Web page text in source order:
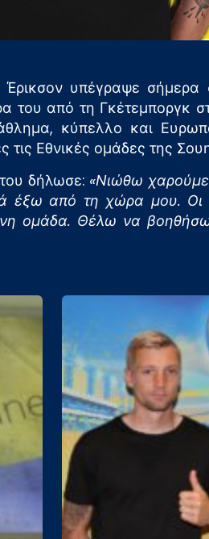
υπέγραψε σήμερα
του από τη Γκέτεμποργκ
κύπελλο και
τις Εθνικές ομάδες της
δήλωσε: «Νιώθω
έξω από τη χώρα μου. Οι
ομάδα. Θέλω να